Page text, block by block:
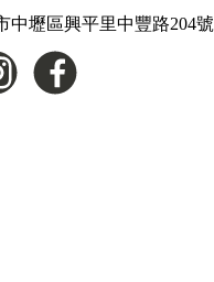
中壢區興平里中豐路204號